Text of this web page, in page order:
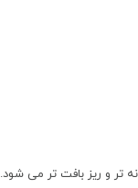
تر و ریز بافت تر می شود.